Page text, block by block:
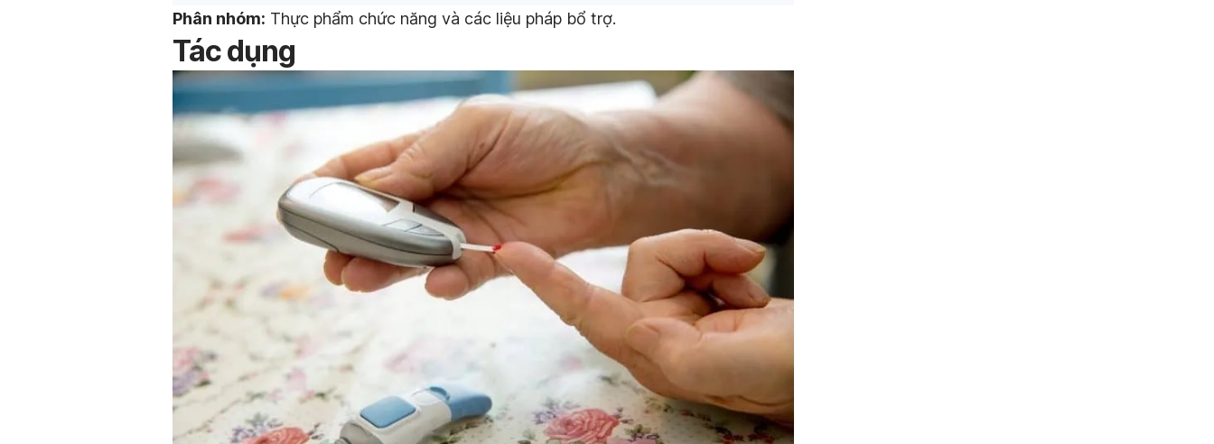
Phân nhóm: Thực phẩm chức năng và các liệu pháp bổ trợ.
Tác dụng